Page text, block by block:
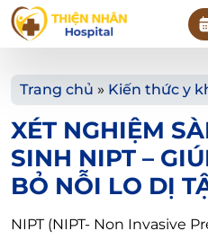
Trang chủ » Kiến thức y
XÉT NGHIỆM
SINH NIPT –
BỎ NỖI LO DỊ
NIPT (NIPT- Non Invasive